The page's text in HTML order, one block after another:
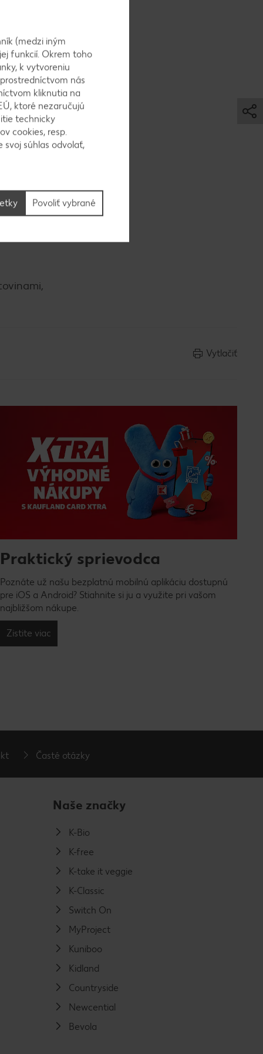
Vytlačiť
Praktický sprievodca
Poznáte už našu bezplatnú mobilnú aplikáciu dostupnú
pre iOS a Android? Stiahnite si ju a využite pri vašom
najbližšom nákupe.
Zistite viac
Časté otázky
Naše značky
K-Bio
K-free
K-take it veggie
K-Classic
Switch On
MyProject
Kuniboo
Kidland
Countryside
Newcential
Bevola
(medzi iným
funkcií. Okrem toho
k vytvoreniu
nás
kliknutia na
ktoré nezaručujú
technicky
cookies, resp.
svoj súhlas odvolať,
Povoliť vybrané